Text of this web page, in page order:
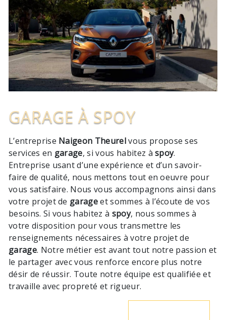
GARAGE À SPOY
L’entreprise Naigeon Theurelvous propose ses
services en garage, si vous habitez àspoy.
Entreprise usant d’une expérience et d’un savoir-
faire de qualité, nous mettons tout en oeuvre pour
vous satisfaire. Nous vous accompagnons ainsi dans
votre projet de garageet sommes à l’écoute de vos
besoins. Si vous habitez à spoy, nous sommes à
votre disposition pour vous transmettre les
renseignements nécessaires à votre projet de
garage. Notre métier est avant tout notre passion et
le partager avec vous renforce encore plus notre
désir de réussir. Toute notre équipe est qualifiée et
travaille avec propreté et rigueur.